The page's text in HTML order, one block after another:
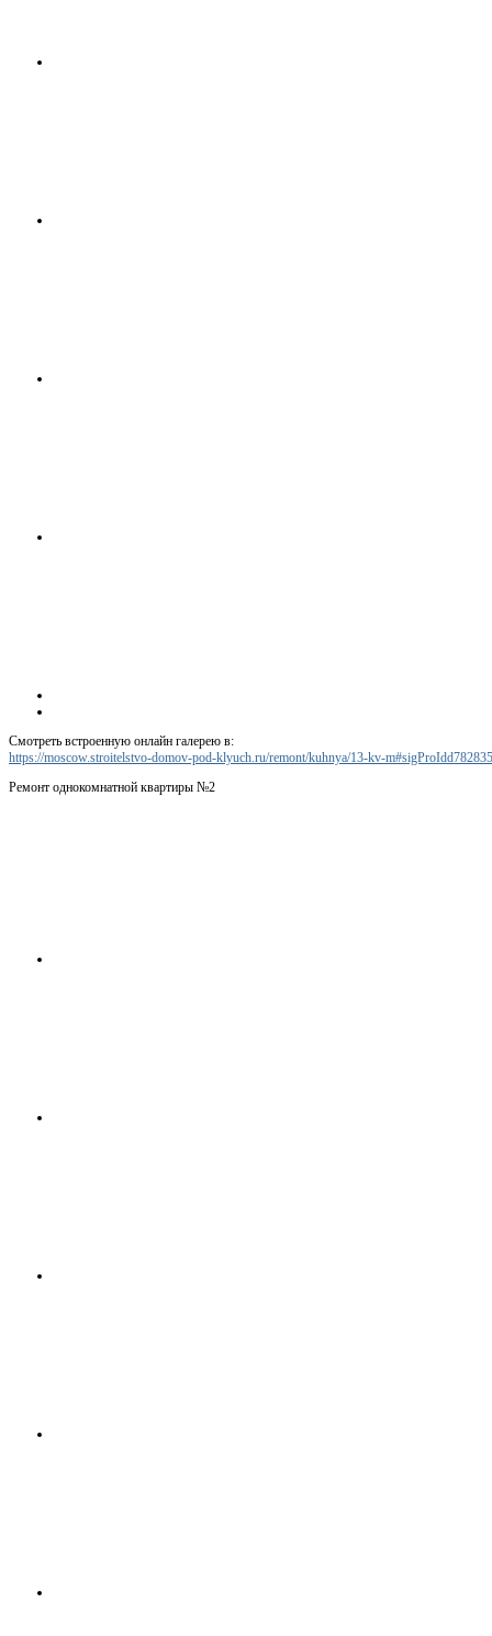
Смотреть встроенную онлайн галерею в:
https://moscow.stroitelstvo-domov-pod-klyuch.ru/remont/kuhnya/13-kv-
Ремонт однокомнатной квартиры №2